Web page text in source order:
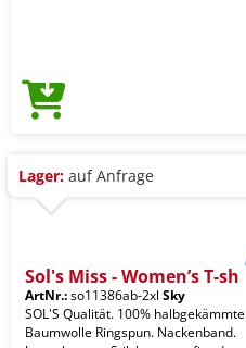
Lager: auf Anfrage
Sol's Miss - Women’s T-sh
ArtNr.:so11386ab-2xl Sky
SOL'S Qualität. 100% halbgekämmte
Baumwolle Ringspun. Nackenband.